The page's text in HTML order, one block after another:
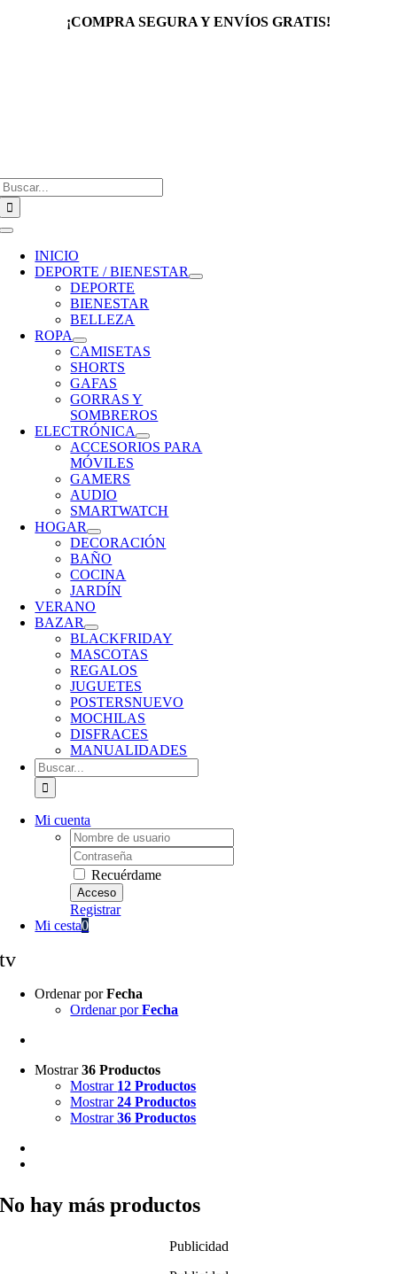
¡COMPRA SEGURA Y ENVÍOS GRATIS!
Toggle
Navigation
INICIO
DEPORTE / BIENESTAR
DEPORTE
BIENESTAR
BELLEZA
ROPA
CAMISETAS
SHORTS
GAFAS
GORRAS Y
SOMBREROS
ELECTRÓNICA
ACCESORIOS PARA
MÓVILES
GAMERS
AUDIO
SMARTWATCH
HOGAR
DECORACIÓN
BAÑO
COCINA
JARDÍN
VERANO
BAZAR
BLACKFRIDAY
MASCOTAS
REGALOS
JUGUETES
POSTERSNUEVO
MOCHILAS
DISFRACES
MANUALIDADES
Buscar:
Mi cuenta
Username:
Password:
Recuérdame
Registrar
Mi cesta0
tv
Ordenar porFecha
Ordenar porFecha
Mostrar36 Productos
Mostrar 12 Productos
Mostrar24 Productos
Mostrar36 Productos
No hay más productos
Publicidad